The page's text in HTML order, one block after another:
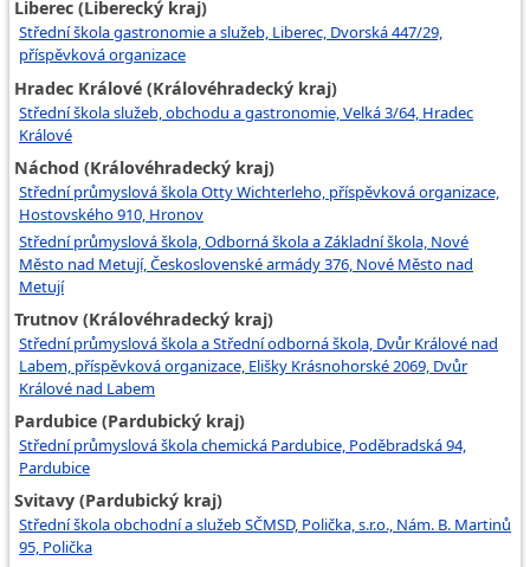
Liberec (Liberecký kraj)
Střední škola gastronomie a služeb, Liberec, Dvorská 447/29,
příspěvková organizace
Hradec Králové (Královéhradecký kraj)
Střední škola služeb, obchodu a gastronomie, Velká 3/64, Hradec
Králové
Náchod (Královéhradecký kraj)
Střední průmyslová škola Otty Wichterleho, příspěvková organizace,
Hostovského 910, Hronov
Střední průmyslová škola, Odborná škola a Základní škola, Nové
Město nad Metují, Československé armády 376, Nové Město nad
Metují
Trutnov (Královéhradecký kraj)
Střední průmyslová škola a Střední odborná škola, Dvůr Králové nad
Labem, příspěvková organizace, Elišky Krásnohorské 2069, Dvůr
Králové nad Labem
Pardubice (Pardubický kraj)
Střední průmyslová škola chemická Pardubice, Poděbradská 94,
Pardubice
Svitavy (Pardubický kraj)
Střední škola obchodní a služeb SČMSD, Polička, s.r.o., Nám. B. Martinů
95, Polička